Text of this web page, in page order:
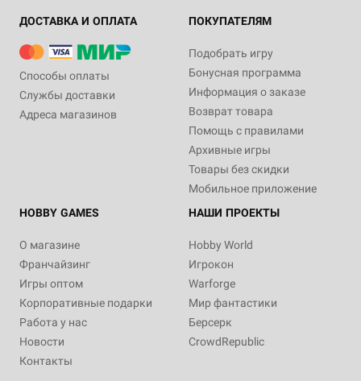
ДОСТАВКА И ОПЛАТА
Способы оплаты
Службы доставки
Адреса магазинов
ПОКУПАТЕЛЯМ
Подобрать игру
Бонусная программа
Информация о заказе
Возврат товара
Помощь с правилами
Архивные игры
Товары без скидки
Мобильное приложение
HOBBY GAMES
О магазине
Франчайзинг
Игры оптом
Корпоративные подарки
Работа у нас
Новости
Контакты
НАШИ ПРОЕКТЫ
Hobby World
Игрокон
Warforge
Мир фантастики
Берсерк
CrowdRepublic